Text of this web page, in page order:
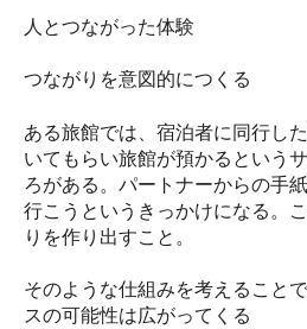
人とつながった体験
つながりを意図的につくる
ある旅館では、宿泊者に同行し
いてもらい旅館が預かるという
ろがある。パートナーからの手
行こうというきっかけになる。
りを作り出すこと。
そのような仕組みを考えること
スの可能性は広がってくる